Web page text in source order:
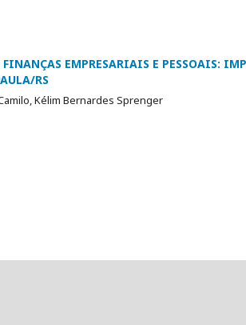
FINANÇAS EMPRESARIAIS E PESSOAIS:
RS
Kélim Bernardes Sprenger